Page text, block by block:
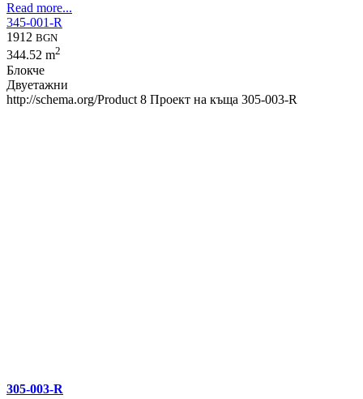
Read more...
345-001-R
1912 BGN
344.52 m2
Блокче
Двуетажни
http://schema.org/Product 8 Проект на къща 305-003-R
305-003-R